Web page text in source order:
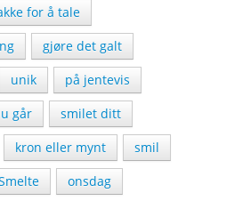
for å tale
gjøre det galt
unik
på jentevis
går
smilet ditt
kron eller mynt
smil
onsdag